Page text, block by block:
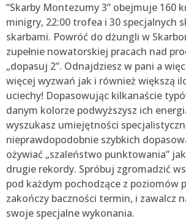
“Skarby Montezumy 3” obejmuje 160
minigry, 22:00 trofea i 30 specjalnych
skarbami. Powróć do dżungli w
zupełnie nowatorskiej pracach nad
„dopasuj 2”. Odnajdziesz w pani a
więcej wyzwań jak i również większą
uciechy! Dopasowując kilkanaście
danym kolorze podwyższysz ich
wyszukasz umiejętności
nieprawdopodobnie szybkich
ożywiać „szaleństwo punktowania”
drugie rekordy. Spróbuj zgromadzić
pod każdym pochodzące z poziomów
zakończy baczności termin, i zawalcz
swoje specjalne wykonania.